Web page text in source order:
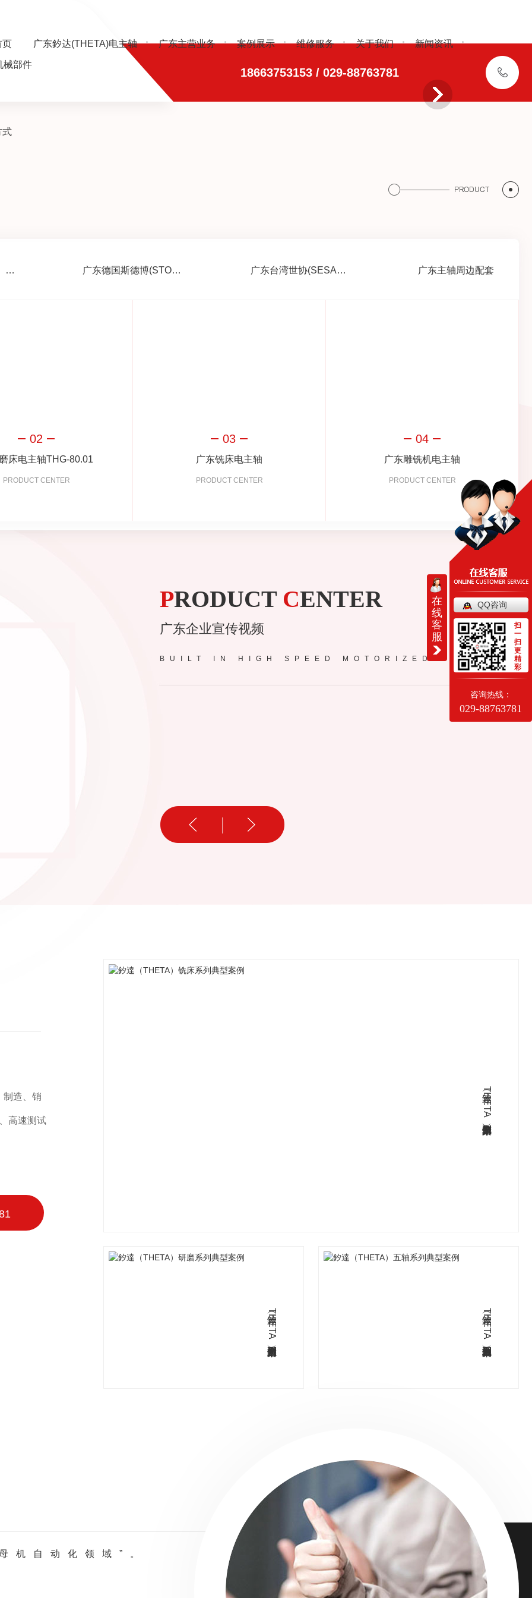
页 广东釸达(THETA)电主轴 广东主营业务 案例展示 维修服务 关于我们 新闻资讯
式
械部件
18663753153 / 029-88763781
广东荣诚（WinsΛn）同步电主轴 广东德国斯德博(STOBER)减速机 广东台湾世协(SESAME)减速机 广东主轴周边配套
02
床电主轴THG-80.01
PRODUCT CENTER
03
广东铣床电主轴
PRODUCT CENTER
04
广东雕铣机电主轴
PRODUCT CENTER
PRODUCT CENTER
广东企业宣传视频
BUILT IN HIGH SPEED MOTORIZED SPINDLE
制造、销
高速测试
釸達（THETA）铣床系列典型案例
釸達（THETA）研磨系列典型案例 釸達（THETA）五轴系列典型案例
机自动化领域”。
在
线
客
服
QQ咨询
扫
一
扫
更
精
彩
咨询热线：
029-88763781